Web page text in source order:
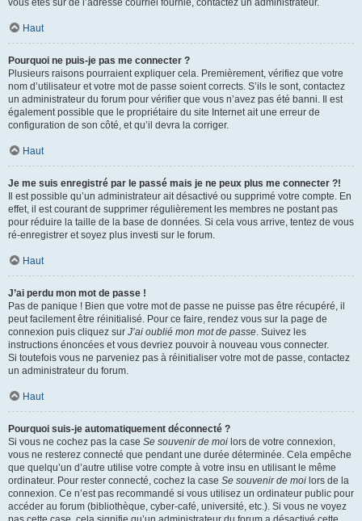
vous êtes sûr de l’adresse courriel fournie, contactez un administrateur.
Haut
Pourquoi ne puis-je pas me connecter ?
Plusieurs raisons pourraient expliquer cela. Premièrement, vérifiez que votre
nom d’utilisateur et votre mot de passe soient corrects. S’ils le sont, contactez
un administrateur du forum pour vérifier que vous n’avez pas été banni. Il est
également possible que le propriétaire du site Internet ait une erreur de
configuration de son côté, et qu’il devra la corriger.
Haut
Je me suis enregistré par le passé mais je ne peux plus me connecter ?!
Il est possible qu’un administrateur ait désactivé ou supprimé votre compte. En
effet, il est courant de supprimer régulièrement les membres ne postant pas
pour réduire la taille de la base de données. Si cela vous arrive, tentez de vous
ré-enregistrer et soyez plus investi sur le forum.
Haut
J’ai perdu mon mot de passe !
Pas de panique ! Bien que votre mot de passe ne puisse pas être récupéré, il
peut facilement être réinitialisé. Pour ce faire, rendez vous sur la page de
connexion puis cliquez sur J’ai oublié mon mot de passe. Suivez les
instructions énoncées et vous devriez pouvoir à nouveau vous connecter.
Si toutefois vous ne parveniez pas à réinitialiser votre mot de passe, contactez
un administrateur du forum.
Haut
Pourquoi suis-je automatiquement déconnecté ?
Si vous ne cochez pas la case Se souvenir de moi lors de votre connexion,
vous ne resterez connecté que pendant une durée déterminée. Cela empêche
que quelqu’un d’autre utilise votre compte à votre insu en utilisant le même
ordinateur. Pour rester connecté, cochez la case Se souvenir de moi lors de la
connexion. Ce n’est pas recommandé si vous utilisez un ordinateur public pour
accéder au forum (bibliothèque, cyber-café, université, etc.). Si vous ne voyez